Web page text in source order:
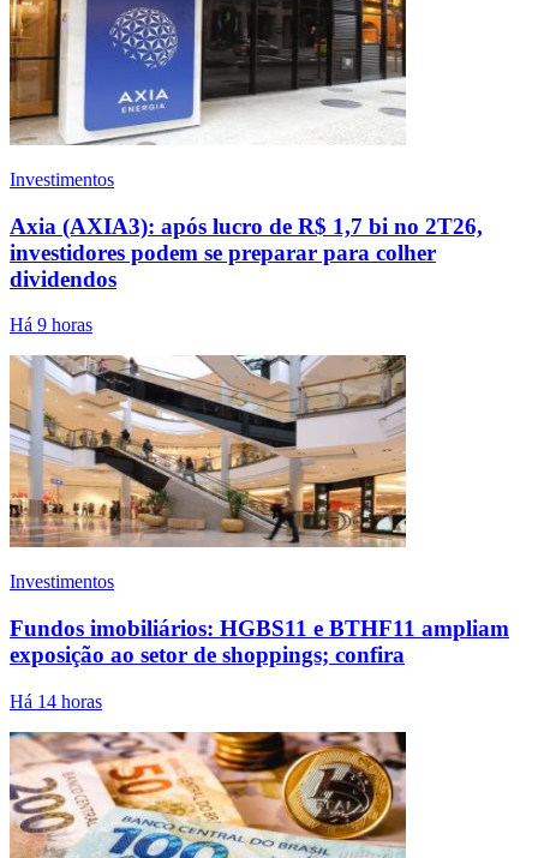
Investimentos
Axia (AXIA3): após lucro de R$ 1,7 bi no 2T26,
investidores podem se preparar para colher
dividendos
Há 9 horas
Investimentos
Fundos imobiliários: HGBS11 e BTHF11 ampliam
exposição ao setor de shoppings; confira
Há 14 horas